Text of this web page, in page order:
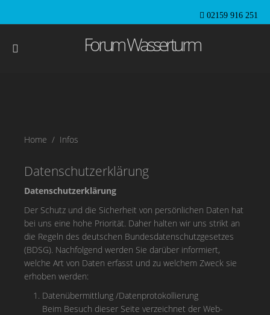
02159 916 251
Forum Wasserturm
Home Infos
Datenschutzerklärung
Datenschutzerklärung
Der Schutz und die Sicherheit von persönlichen Daten hat
bei uns eine hohe Priorität. Daher halten wir uns strikt an
die Regeln des deutschen Bundesdatenschutzgesetzes
(BDSG). Nachfolgend werden Sie darüber informiert,
welche Art von Daten erfasst und zu welchem Zweck sie
erhoben werden:
Datenübermittlung /Datenprotokollierung
Beim Besuch dieser Seite verzeichnet der Web-